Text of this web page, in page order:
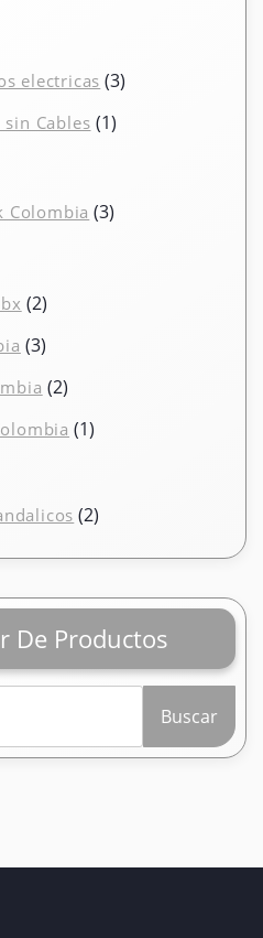
electricas 33
Cables 11
Colombia 33
22
33
22
11
22
De Productos